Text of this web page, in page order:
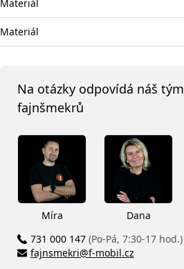
Materiál
Materiál
Na otázky odpovídá náš tým
fajnšmekrů
Míra
Dana
731 000 147 (Po-Pá, 7:30-17 hod.)
fajnsmekri@f-mobil.cz